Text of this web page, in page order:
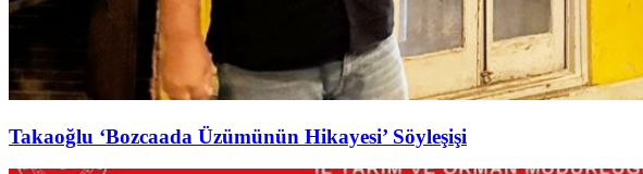
Takaoğlu ‘Bozcaada Üzümünün Hikayesi’ Söyleşişi